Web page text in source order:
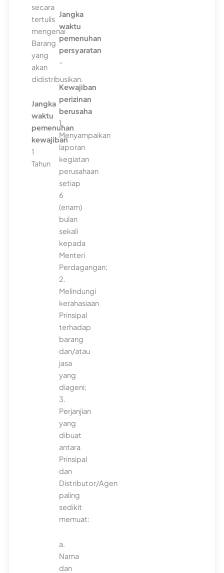
secara
tertulis
mengenai
Barang
yang
akan
didistribusikan.
Jangka
waktu
pemenuhan
kewajiban
1
Tahun
Jangka
waktu
pemenuhan
persyaratan
-
Kewajiban
perizinan
berusaha
1.
Menyampaikan
laporan
kegiatan
perusahaan
setiap
6
(enam)
bulan
sekali
kepada
Menteri
Perdagangan;
2.
Melindungi
kerahasiaan
Prinsipal
terhadap
barang
dan/atau
jasa
yang
diageni;
3.
Perjanjian
yang
dibuat
antara
Prinsipal
dan
Distributor/Agen
paling
sedikit
memuat:
a.
Nama
dan